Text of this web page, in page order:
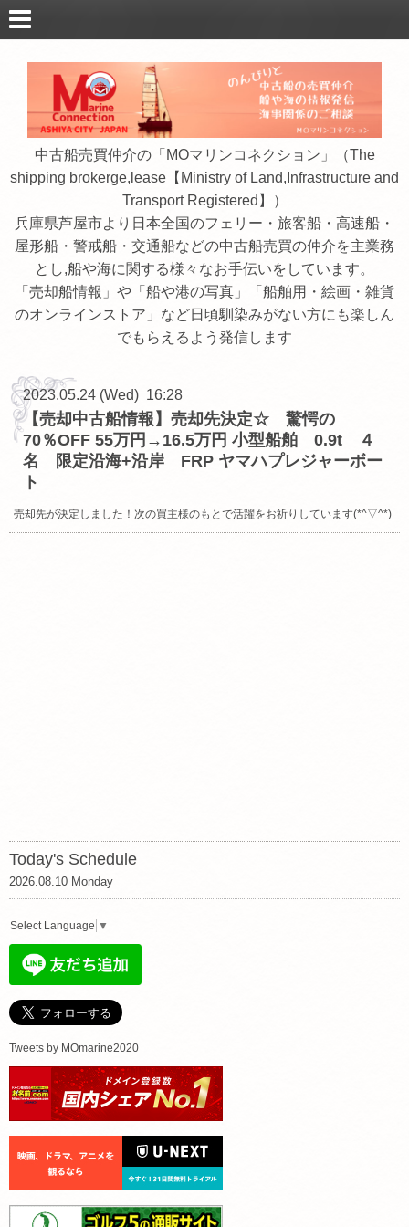
中古船売買仲介の「MOマリンコネクション」（The
shipping brokerge,lease【Ministry of Land,Infrastructure and
Transport Registered】）
兵庫県芦屋市より日本全国のフェリー・旅客船・高速船・
屋形船・警戒船・交通船などの中古船売買の仲介を主業務
とし,船や海に関する様々なお手伝いをしています。
「売却船情報」や「船や港の写真」「船舶用・絵画・雑貨
のオンラインストア」など日頃馴染みがない方にも楽しん
でもらえるよう発信します
2023.05.24 (Wed) 16:28
【売却中古船情報】売却先決定☆ 驚愕の
70％OFF 55万円→16.5万円 小型船舶 0.9t ４
名 限定沿海+沿岸 FRP ヤマハプレジャーボー
ト
売却先が決定しました！次の買主様のもとで活躍をお祈りしています(*^▽^*)
Today's Schedule
2026.08.10 Monday
Select Language ▼
Tweets by MOmarine2020